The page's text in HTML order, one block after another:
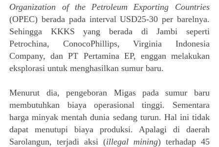
Organization of the Petroleum Exporting Countries
(OPEC) berada pada interval USD25-30 per barelnya.
Sehingga KKKS yang berada di Jambi seperti
Petrochina, ConocoPhillips, Virginia Indonesia
Company, dan PT Pertamina EP, enggan melakukan
eksplorasi untuk menghasilkan sumur baru.
Menurut dia, pengeboran Migas pada sumur baru
membutuhkan biaya operasional tinggi. Sementara
harga minyak mentah dunia sedang turun. Hal ini tidak
dapat menutupi biaya produksi. Apalagi di daerah
Sarolangun, terjadi aksi (illegal mining) terhadap 45